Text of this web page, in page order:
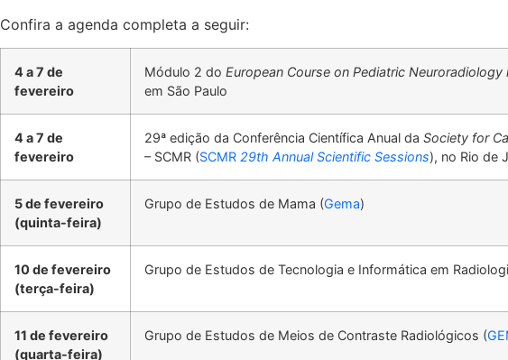
Confira a agenda completa a seguir:
4 a 7 de
fevereiro
Módulo 2 do European Course on Pediatric Neuroradiology
em São Paulo
4 a 7 de
fevereiro
29ª edição da Conferência Científica Anual da Society for
– SCMR (SCMR 29th Annual Scientific Sessions), no Rio de
5 de fevereiro
(quinta-feira)
Grupo de Estudos de Mama (Gema)
10 de fevereiro
(terça-feira)
Grupo de Estudos de Tecnologia e Informática em
11 de fevereiro
(quarta-feira)
Grupo de Estudos de Meios de Contraste Radiológicos (